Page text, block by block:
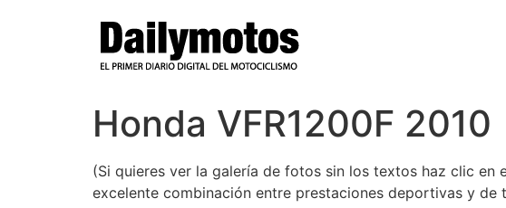
Honda VFR1200F 2010
(Si quieres ver la galería de fotos sin los textos haz clic en
excelente combinación entre prestaciones deportivas y